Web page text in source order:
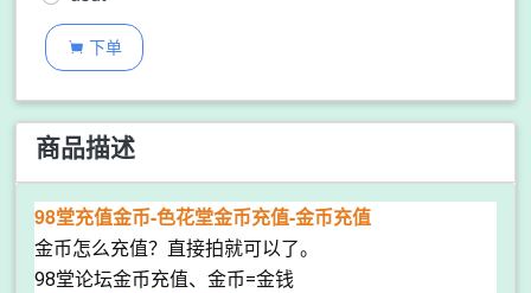
 下单
商品描述
98堂充值金币-色花堂金币充值-金币充值
金币怎么充值？直接拍就可以了。
98堂论坛金币充值、金币=金钱